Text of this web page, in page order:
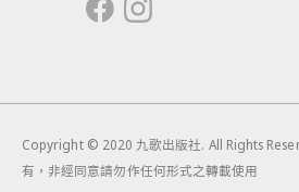
Copyright © 2020 九歌出版社. All Rights
有，非經同意請勿作任何形式之轉載使用